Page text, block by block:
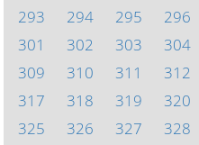
293
294 295 296
301
302 303 304
309
310 311 312
317
318 319 320
325
326 327 328